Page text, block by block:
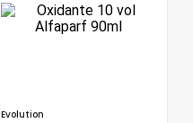
Evolution